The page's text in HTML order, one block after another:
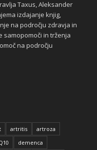
Taxus, Aleksander
izdajanje knjig,
na področju zdravja in
samopomoči in trženja
na področju
artritis
artroza
demenca